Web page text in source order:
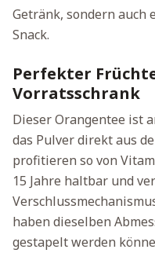
Getränk, sondern auch
Snack.
Perfekter
Vorratsschrank
Dieser Orangentee ist
das Pulver direkt aus
profitieren so von
15 Jahre haltbar und
haben dieselben
gestapelt werden